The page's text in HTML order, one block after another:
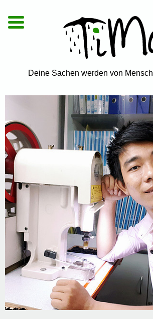
Deine Sachen werden von